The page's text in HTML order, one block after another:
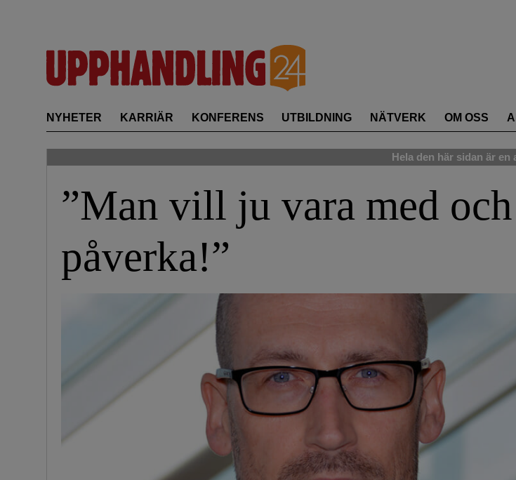
NYHETER KARRIÄR KONFERENS UTBILDNING NÄTVERK OM OSS
Hela den här sidan är en
”Man vill ju vara med och
påverka!”